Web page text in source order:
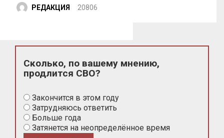
РЕДАКЦИЯ 20806
Сколько, по вашему мнению,
продлится СВО?
Закончится в этом году
Затрудняюсь ответить
Больше года
Затянется на неопределённое время